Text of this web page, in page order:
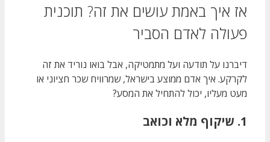
אז איך באמת עושים את זה? תוכנית
פעולה לאדם הסביר
דיברנו על תודעה ועל מתמטיקה, אבל בואו נוריד את זה
לקרקע. איך אדם ממוצע בישראל, שמרוויח שכר חציוני או
מעט מעליו, יכול להתחיל את המסע?
1. שיקוף מלא וכואב